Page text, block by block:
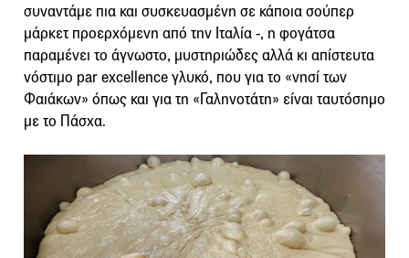
συναντάμε πια και συσκευασμένη σε κάποια σούπερ
μάρκετ προερχόμενη από την Ιταλία -, η φογάτσα
παραμένει το άγνωστο, μυστηριώδες αλλά κι απίστευτα
νόστιμο par excellence γλυκό, που για το «νησί των
Φαιάκων» όπως και για τη «Γαληνοτάτη» είναι ταυτόσημο
με το Πάσχα.